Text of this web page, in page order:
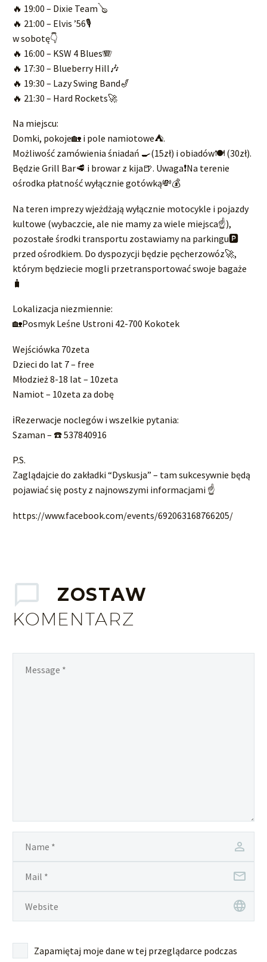
🔥 19:00 – Dixie Team🪕
🔥 21:00 – Elvis ’56🎙
w sobotę👇
🔥 16:00 – KSW 4 Blues🪗
🔥 17:30 – Blueberry Hill🎶
🔥 19:30 – Lazy Swing Band🎷
🔥 21:30 – Hard Rockets🚀
Na miejscu:
Domki, pokoje🏡 i pole namiotowe⛺.
Możliwość zamówienia śniadań 🍳(15zł) i obiadów🍽 (30zł).
Będzie Grill Bar🥩 i browar z kija🍺. Uwaga❗Na terenie
ośrodka płatność wyłącznie gotówką💸💰
Na teren imprezy wjeżdżają wyłącznie motocykle i pojazdy
kultowe (wybaczcie, ale nie mamy za wiele miejsca☝),
pozostałe środki transportu zostawiamy na parkingu🅿️
przed ośrodkiem. Do dyspozycji będzie pęcherzowóz🚀,
którym będziecie mogli przetransportować swoje bagaże
🧳
Lokalizacja niezmiennie:
🏡Posmyk Leśne Ustroni 42-700 Kokotek
Wejściówka 70zeta
Dzieci do lat 7 – free
Młodzież 8-18 lat – 10zeta
Namiot – 10zeta za dobę
ℹRezerwacje noclegów i wszelkie pytania:
Szaman – ☎️ 537840916
P.S.
Zaglądajcie do zakładki “Dyskusja” – tam sukcesywnie będą
pojawiać się posty z najnowszymi informacjami ☝
https://www.facebook.com/events/692063168766205/
ZOSTAW
KOMENTARZ
Zapamiętaj moje dane w tej przeglądarce podczas